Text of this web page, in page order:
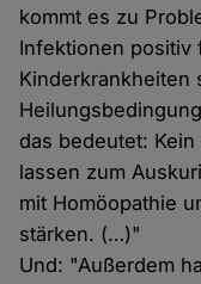
kommt es zu
Infektionen positiv
Kinderkrankheiten
das bedeutet:
lassen zum
mit Homöopathie
stärken. (…)"
Und: "Außerdem